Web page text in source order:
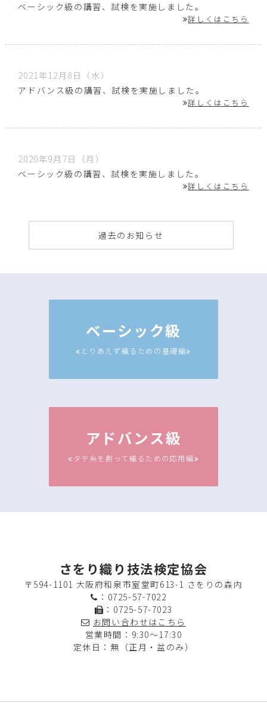
ベーシック級の講習、試検を実施しました。
詳しくはこちら
2021年12月8日（水）
アドバンス級の講習、試検を実施しました。
詳しくはこちら
2020年9月7日（月）
ベーシック級の講習、試検を実施しました。
詳しくはこちら
過去のお知らせ
ベーシック級
とりあえず織るための基礎編
アドバンス級
タテ糸を創って織るための応用編
さをり織り技法検定協会
〒594-1101 大阪府和泉市室堂町613-1 さをりの森内
： 0725-57-7022
：0725-57-7023
お問い合わせはこちら
営業時間：9:30～17:30
定休日：無（正月・盆のみ）